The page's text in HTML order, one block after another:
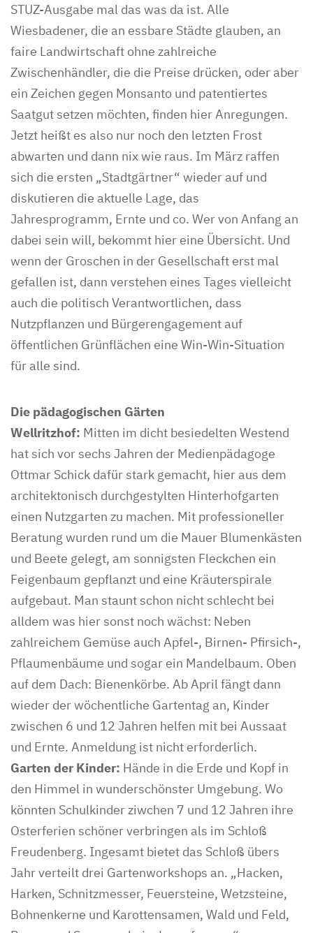
STUZ-Ausgabe mal das was da ist. Alle
Wiesbadener, die an essbare Städte glauben, an
faire Landwirtschaft ohne zahlreiche
Zwischenhändler, die die Preise drücken, oder aber
ein Zeichen gegen Monsanto und patentiertes
Saatgut setzen möchten, finden hier Anregungen.
Jetzt heißt es also nur noch den letzten Frost
abwarten und dann nix wie raus. Im März raffen
sich die ersten „Stadtgärtner“ wieder auf und
diskutieren die aktuelle Lage, das
Jahresprogramm, Ernte und co. Wer von Anfang an
dabei sein will, bekommt hier eine Übersicht. Und
wenn der Groschen in der Gesellschaft erst mal
gefallen ist, dann verstehen eines Tages vielleicht
auch die politisch Verantwortlichen, dass
Nutzpflanzen und Bürgerengagement auf
öffentlichen Grünflächen eine Win-Win-Situation
für alle sind.
Die pädagogischen Gärten
Wellritzhof: Mitten im dicht besiedelten Westend
hat sich vor sechs Jahren der Medienpädagoge
Ottmar Schick dafür stark gemacht, hier aus dem
architektonisch durchgestylten Hinterhofgarten
einen Nutzgarten zu machen. Mit professioneller
Beratung wurden rund um die Mauer Blumenkästen
und Beete gelegt, am sonnigsten Fleckchen ein
Feigenbaum gepflanzt und eine Kräuterspirale
aufgebaut. Man staunt schon nicht schlecht bei
alldem was hier sonst noch wächst: Neben
zahlreichem Gemüse auch Apfel-, Birnen- Pfirsich-,
Pflaumenbäume und sogar ein Mandelbaum. Oben
auf dem Dach: Bienenkörbe. Ab April fängt dann
wieder der wöchentliche Gartentag an, Kinder
zwischen 6 und 12 Jahren helfen mit bei Aussaat
und Ernte. Anmeldung ist nicht erforderlich.
Garten der Kinder: Hände in die Erde und Kopf in
den Himmel in wunderschönster Umgebung. Wo
könnten Schulkinder ziwchen 7 und 12 Jahren ihre
Osterferien schöner verbringen als im Schloß
Freudenberg. Ingesamt bietet das Schloß übers
Jahr verteilt drei Gartenworkshops an. „Hacken,
Harken, Schnitzmesser, Feuersteine, Wetzsteine,
Bohnenkerne und Karottensamen, Wald und Feld,